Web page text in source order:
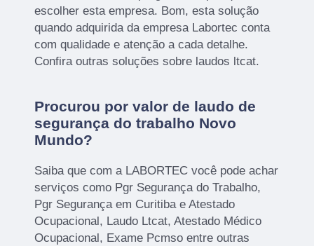
escolher esta empresa. Bom, esta solução
quando adquirida da empresa Labortec conta
com qualidade e atenção a cada detalhe.
Confira outras soluções sobre laudos ltcat.
Procurou por valor de laudo de
segurança do trabalho Novo
Mundo?
Saiba que com a LABORTEC você pode achar
serviços como Pgr Segurança do Trabalho,
Pgr Segurança em Curitiba e Atestado
Ocupacional, Laudo Ltcat, Atestado Médico
Ocupacional, Exame Pcmso entre outras